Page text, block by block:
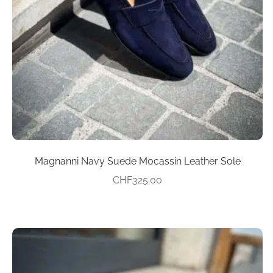
Magnanni Navy Suede Mocassin Leather Sole
CHF325.00
Optionen
können
auf
der
Produktseite
gewählt
werden
Dieses